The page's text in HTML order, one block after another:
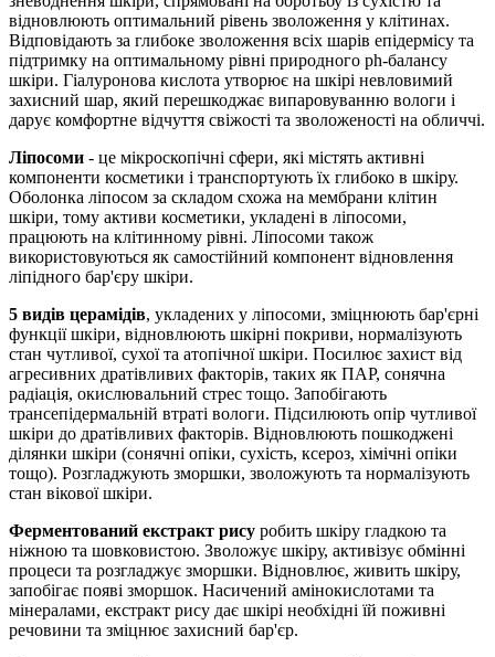
відновлюють оптимальний рівень зволоження у клітинах.
Відповідають за глибоке зволоження всіх шарів епідермісу та
підтримку на оптимальному рівні природного ph-балансу
шкіри. Гіалуронова кислота утворює на шкірі невловимий
захисний шар, який перешкоджає випаровуванню вологи і
дарує комфортне відчуття свіжості та зволоженості на обличчі.
Ліпосоми - це мікроскопічні сфери, які містять активні
компоненти косметики і транспортують їх глибоко в шкіру.
Оболонка ліпосом за складом схожа на мембрани клітин
шкіри, тому активи косметики, укладені в ліпосоми,
працюють на клітинному рівні. Ліпосоми також
використовуються як самостійний компонент відновлення
ліпідного бар'єру шкіри.
5 видів церамідів, укладених у ліпосоми, зміцнюють бар'єрні
функції шкіри, відновлюють шкірні покриви, нормалізують
стан чутливої, сухої та атопічної шкіри. Посилює захист від
агресивних дратівливих факторів, таких як ПАР, сонячна
радіація, окислювальний стрес тощо. Запобігають
трансепідермальній втраті вологи. Підсилюють опір чутливої
шкіри до дратівливих факторів. Відновлюють пошкоджені
ділянки шкіри (сонячні опіки, сухість, ксероз, хімічні опіки
тощо). Розгладжують зморшки, зволожують та нормалізують
стан вікової шкіри.
Ферментований екстракт рису робить шкіру гладкою та
ніжною та шовковистою. Зволожує шкіру, активізує обмінні
процеси та розгладжує зморшки. Відновлює, живить шкіру,
запобігає появі зморшок. Насичений амінокислотами та
мінералами, екстракт рису дає шкірі необхідні їй поживні
речовини та зміцнює захисний бар'єр.